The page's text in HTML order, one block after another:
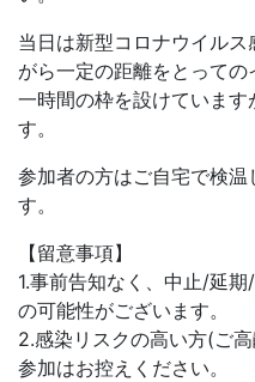
当日は新型コロナウイル
がら一定の距離をとっての
一時間の枠を設けていま
す。
参加者の方はご自宅で検温
す。
【留意事項】
1.事前告知なく、中止/延
の可能性がございます。
2.感染リスクの高い方(ご
参加はお控えください。